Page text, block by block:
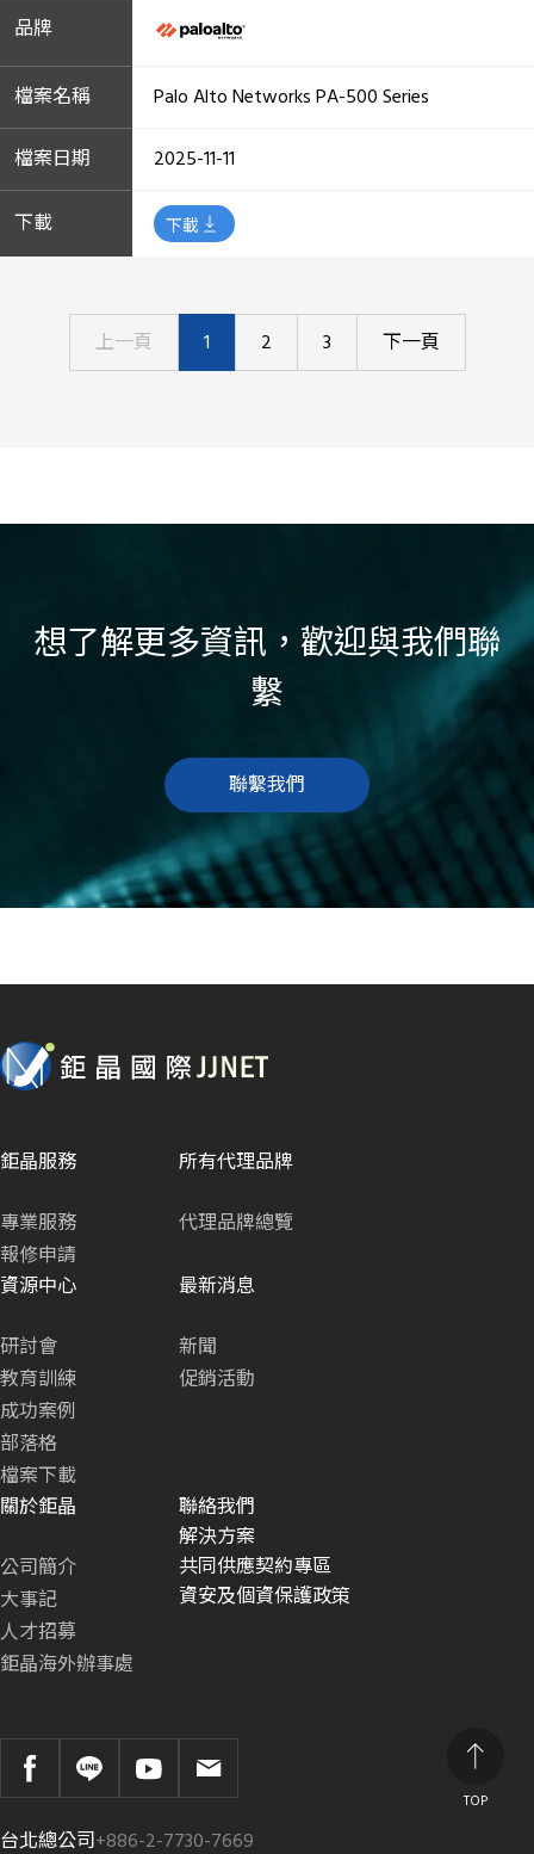
Palo Alto Networks PA-500 Series
2025-11-11
下載
上一頁 1 2 3 下一頁
想了解更多資訊，歡迎與我們聯
繫
聯繫我們
TOP
鉅晶服務
專業服務
報修申請
所有代理品牌
代理品牌總覽
資源中心
研討會
教育訓練
成功案例
部落格
檔案下載
最新消息
新聞
促銷活動
關於鉅晶
公司簡介
大事記
人才招募
鉅晶海外辦事處
聯絡我們
解決方案
共同供應契約專區
資安及個資保護政策
台北總公司+886-2-7730-7669